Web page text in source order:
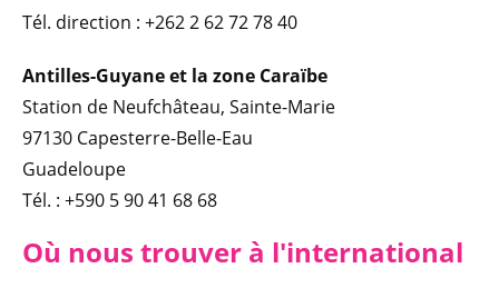
Tél. direction : +262 2 62 72 78 40
Antilles-Guyaneet la zone Caraïbe
Station de Neufchâteau, Sainte-Marie
97130 Capesterre-Belle-Eau
Guadeloupe
Tél. : +590 5 90 41 68 68
Où nous trouver à l'international